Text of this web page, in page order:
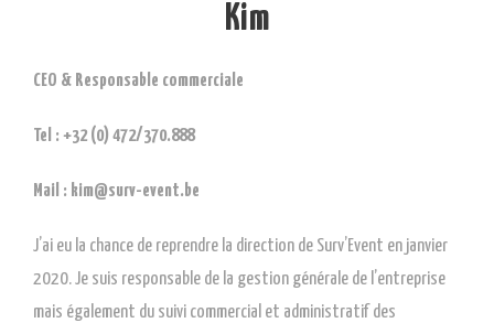
Kim
CEO & Responsable commerciale
Tel : +32 (0) 472/370.888
Mail : kim@surv-event.be
J’ai eu la chance de reprendre la direction de Surv’Event en janvier
2020. Je suis responsable de la gestion générale de l’entreprise
mais également du suivi commercial et administratif des